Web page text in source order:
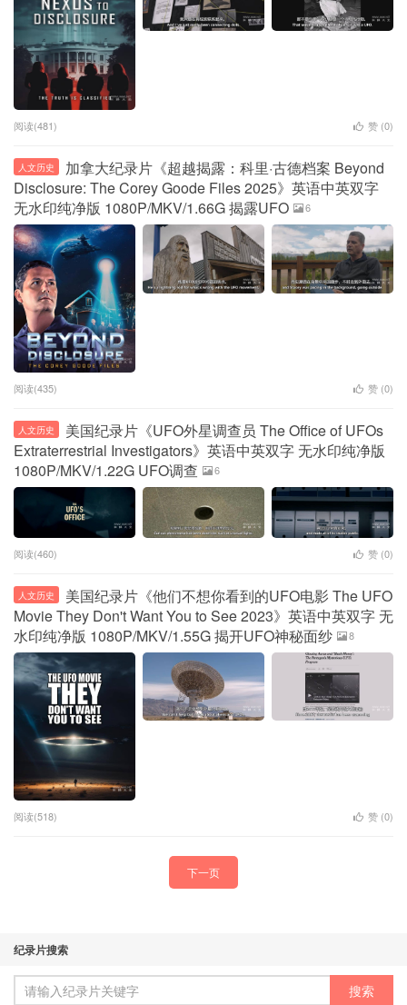
阅读(481) 赞 (0)
人文历史
加拿大纪录片《超越揭露：科里·古德档案 Beyond
Disclosure: The Corey Goode Files 2025》英语中英双字
无水印纯净版 1080P/MKV/1.66G 揭露UFO
6
阅读(435) 赞 (0)
人文历史
美国纪录片《UFO外星调查员 The Office of UFOs
Extraterrestrial Investigators》英语中英双字 无水印纯净版
1080P/MKV/1.22G UFO调查
6
阅读(460) 赞 (0)
人文历史
美国纪录片《他们不想你看到的UFO电影 The UFO
Movie They Don't Want You to See 2023》英语中英双字 无
水印纯净版 1080P/MKV/1.55G 揭开UFO神秘面纱
8
阅读(518) 赞 (0)
下一页
纪录片搜索